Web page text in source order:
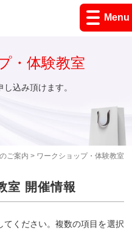
Menu
ご案内 > ワークショップ・体験教室
・体験教室
込み頂けます。
室 開催情報
ください。複数の項目を選択